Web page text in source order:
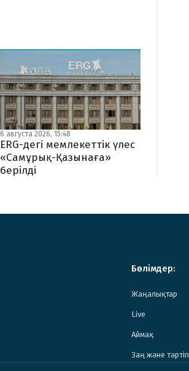
6 августа 2026, 15:48
ERG-дегі мемлекеттік үлес
«Самұрық-Қазынаға»
берілді
Бөлімдер:
Жаңалықтар
Live
Аймақ
Заң және тәртіп